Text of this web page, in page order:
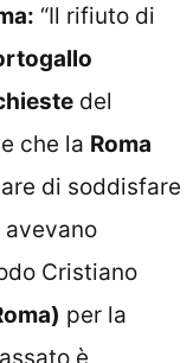
“Il rifiuto di
del
che la Roma
di soddisfare
avevano
Cristiano
per la
è